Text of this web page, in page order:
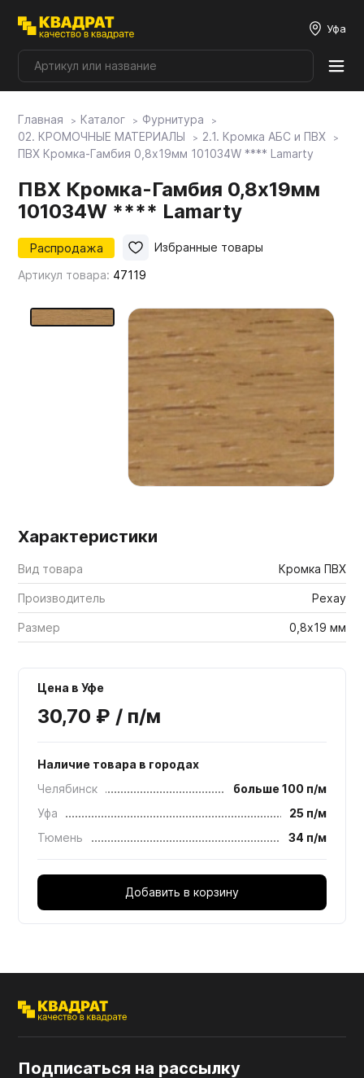
Уфа
Плитные материалы
Мой ЭГГЕР
Мебельные образцы, каталоги
Главная Каталог
Фурнитура
02. КРОМОЧНЫЕ МАТЕРИАЛЫ
2.1. Кромка АБС и ПВХ
ПВХ Кромка-Гамбия 0,8х19мм 101034W **** Lamarty
ПВХ Кромка-Гамбия 0,8х19мм
101034W **** Lamarty
Распродажа
Артикул товара: 47119
Избранные товары
Характеристики
Вид товара Кромка ПВХ
Производитель Рехау
Размер 0,8х19 мм
Цена в Уфе
30,70 ₽ / п/м
Наличие товара в городах
Челябинск
больше 100 п/м
Уфа
25 п/м
Тюмень
34 п/м
Добавить в корзину
Подписаться на рассылку